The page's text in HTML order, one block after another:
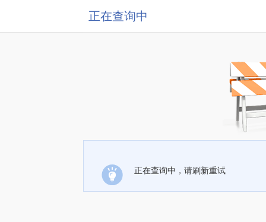
正在查询中
正在查询中，请刷新重试